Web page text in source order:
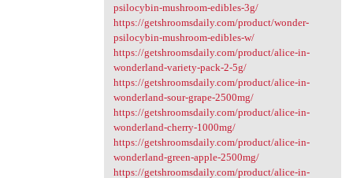
psilocybin-mushroom-edibles-3g/
https://getshroomsdaily.com/product/wonder-
psilocybin-mushroom-edibles-w/
https://getshroomsdaily.com/product/alice-in-
wonderland-variety-pack-2-5g/
https://getshroomsdaily.com/product/alice-in-
wonderland-sour-grape-2500mg/
https://getshroomsdaily.com/product/alice-in-
wonderland-cherry-1000mg/
https://getshroomsdaily.com/product/alice-in-
wonderland-green-apple-2500mg/
https://getshroomsdaily.com/product/alice-in-